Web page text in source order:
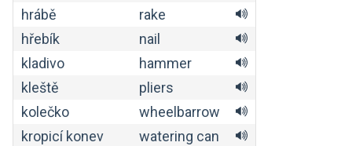
hrábě
rake
hřebík
nail
kladivo
hammer
kleště
pliers
kolečko
wheelbarrow
kropicí konev
watering can